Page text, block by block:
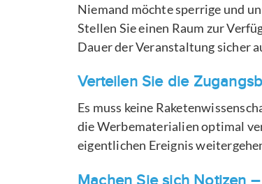
Niemand möchte sperrige und
Stellen Sie einen Raum zur
Dauer der Veranstaltung sicher
Verteilen Sie die
Es muss keine
die Werbematerialien optimal
eigentlichen Ereignis
Machen Sie sich Notizen